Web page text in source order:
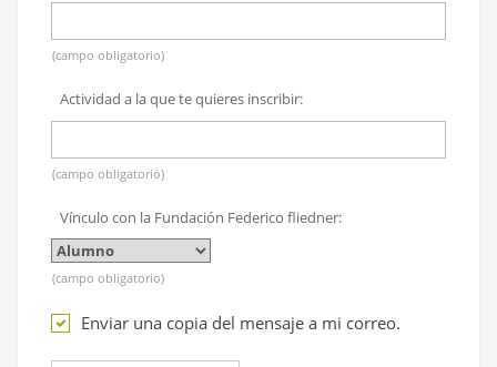
(campo obligatorio)
Actividad a la que te quieres inscribir:
(campo obligatorio)
Vínculo con la Fundación Federico fliedner:
(campo obligatorio)
Enviar una copia del mensaje a mi correo.